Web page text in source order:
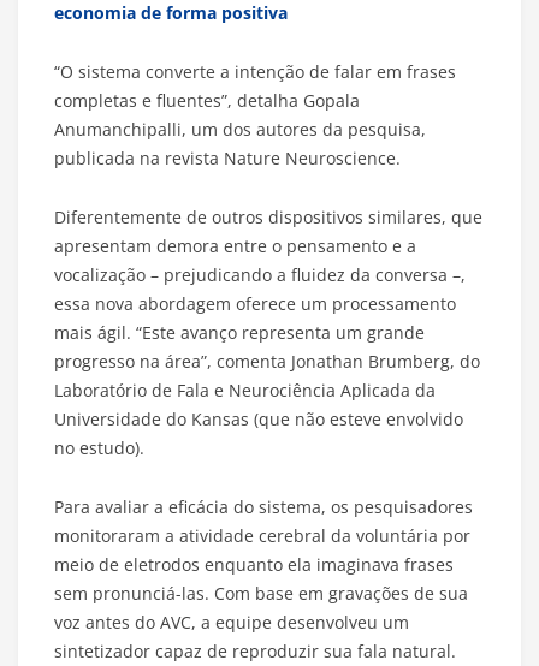
economia de forma positiva
“O sistema converte a intenção de falar em frases
completas e fluentes”, detalha Gopala
Anumanchipalli, um dos autores da pesquisa,
publicada na revista Nature Neuroscience.
Diferentemente de outros dispositivos similares, que
apresentam demora entre o pensamento e a
vocalização – prejudicando a fluidez da conversa –,
essa nova abordagem oferece um processamento
mais ágil. “Este avanço representa um grande
progresso na área”, comenta Jonathan Brumberg, do
Laboratório de Fala e Neurociência Aplicada da
Universidade do Kansas (que não esteve envolvido
no estudo).
Para avaliar a eficácia do sistema, os pesquisadores
monitoraram a atividade cerebral da voluntária por
meio de eletrodos enquanto ela imaginava frases
sem pronunciá-las. Com base em gravações de sua
voz antes do AVC, a equipe desenvolveu um
sintetizador capaz de reproduzir sua fala natural.